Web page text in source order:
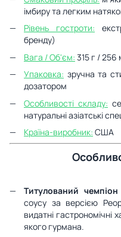
імбиру та легким
Рівень гостроти:
бренду)
Вага / Об'єм: 315 г / 256
Упаковка: зручна та
дозатором
Особливості складу:
натуральні азіатські
Країна-виробник: США
Титулований
соусу за версією
видатні гастрономічні
якого гурмана.